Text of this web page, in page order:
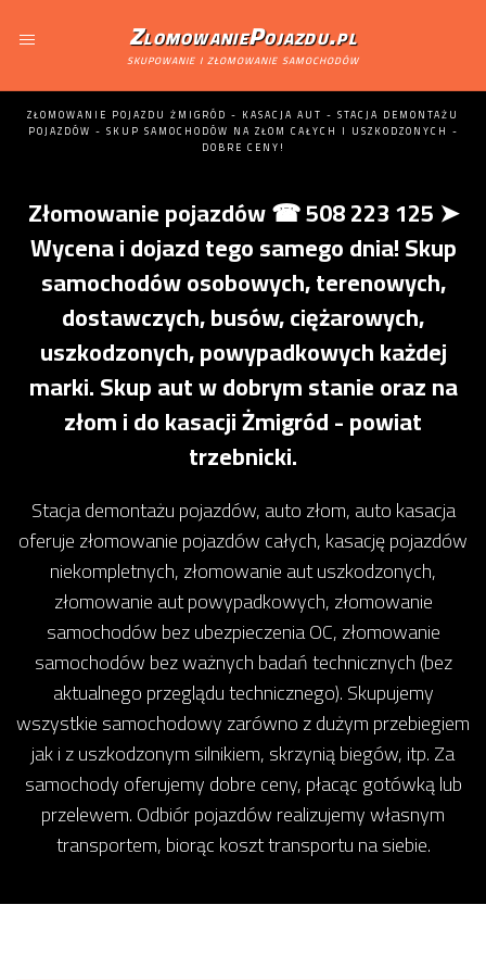
ZlomowaniePojazdu.pl
skupowanie i złomowanie samochodów
ZŁOMOWANIE POJAZDU ŻMIGRÓD - KASACJA AUT - STACJA DEMONTAŻU
POJAZDÓW - SKUP SAMOCHODÓW NA ZŁOM CAŁYCH I USZKODZONYCH -
DOBRE CENY!
Złomowanie pojazdów ☎ 508 223 125 ➤
Wycena i dojazd tego samego dnia! Skup
samochodów osobowych, terenowych,
dostawczych, busów, ciężarowych,
uszkodzonych, powypadkowych każdej
marki. Skup aut w dobrym stanie oraz na
złom i do kasacji Żmigród - powiat
trzebnicki.
Stacja demontażu pojazdów, auto złom, auto kasacja
oferuje złomowanie pojazdów całych, kasację pojazdów
niekompletnych, złomowanie aut uszkodzonych,
złomowanie aut powypadkowych, złomowanie
samochodów bez ubezpieczenia OC, złomowanie
samochodów bez ważnych badań technicznych (bez
aktualnego przeglądu technicznego). Skupujemy
wszystkie samochodowy zarówno z dużym przebiegiem
jak i z uszkodzonym silnikiem, skrzynią biegów, itp. Za
samochody oferujemy dobre ceny, płacąc gotówką lub
przelewem. Odbiór pojazdów realizujemy własnym
transportem, biorąc koszt transportu na siebie.